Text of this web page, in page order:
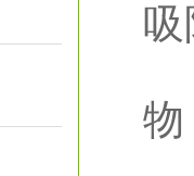
物